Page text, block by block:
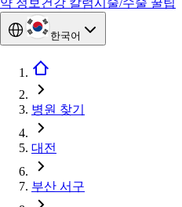
약 정보 건강 칼럼시술/수술 꿀팁
한국어
병원 찾기
대전
부산 서구